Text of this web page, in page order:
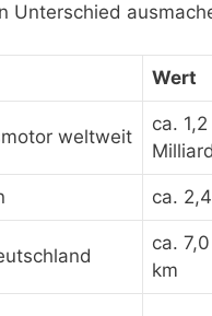
Unterschied
Wert
weltweit
ca. 1,2
ca.
ca.
km